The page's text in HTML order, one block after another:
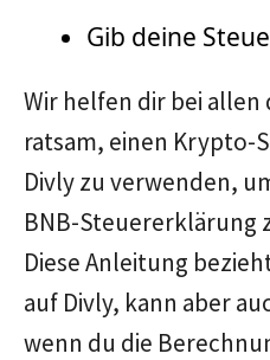
Gib deine
Wir helfen dir bei allen
ratsam, einen Krypto-
Divly zu verwenden,
BNB-Steuererklärung
Diese Anleitung
auf Divly, kann aber
wenn du die